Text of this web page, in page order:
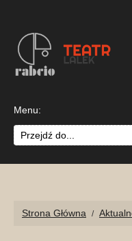
nawigacji
głównej
sekcji
treści
sekcji
stopka
TEATR
Strona Główna